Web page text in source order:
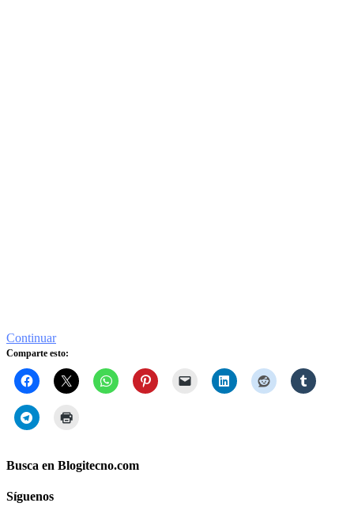
Continuar
Comparte esto:
Busca en Blogitecno.com
Síguenos